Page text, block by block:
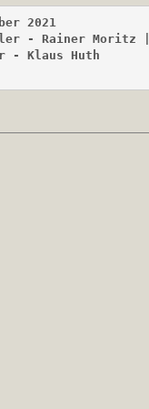
2021
- Rainer Moritz
- Klaus Huth